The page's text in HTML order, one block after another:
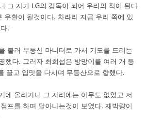
그 자가 LG의 감독이 되어 우리의 적이 된다
우환이 될것이다. 차라리 지금 우리 쪽에 있
.'
불러 무등산 마니터로 가서 기도를 드리는
했다. 그러자 최희섭은 방망이를 여러 개 등
끌고 입맛을 다시며 무등산으로 향했다.
에 올라가니 그 자리에는 아무도 없었고 저
프를 하며 달아나는것이 보였다. 재박량이